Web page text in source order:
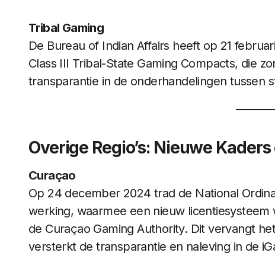
Tribal Gaming
De Bureau of Indian Affairs heeft op 21
Class III Tribal-State Gaming Compacts, die
transparantie in de onderhandelingen tussen
Overige Regio’s: Nieuwe
Curaçao
Op 24 december 2024 trad de National
werking, waarmee een nieuw
de Curaçao Gaming Authority. Dit vervangt
versterkt de transparantie en naleving in de